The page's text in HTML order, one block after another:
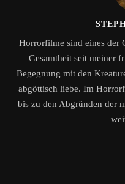
Horrorfilme sind eines der
Gesamtheit seit meiner
Begegnung mit den
abgöttisch liebe. Im
bis zu den Abgründen der